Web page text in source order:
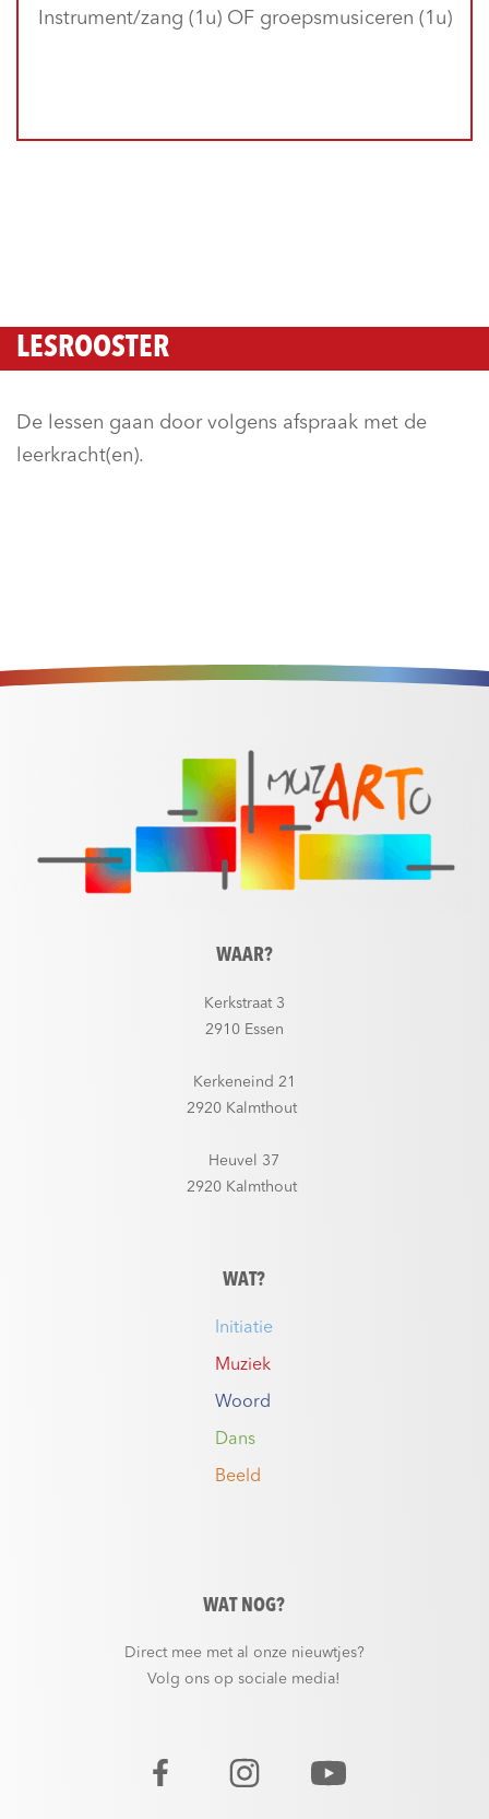
Instrument/zang (1u) OF groepsmusiceren (1u)
LESROOSTER
De lessen gaan door volgens afspraak met de
leerkracht(en).
WAAR?
Kerkstraat 3
2910 Essen
Kerkeneind 21
2920 Kalmthout
Heuvel 37
2920 Kalmthout
WAT?
Initiatie
Muziek
Woord
Dans
Beeld
WAT NOG?
Direct mee met al onze nieuwtjes?
Volg ons op sociale media!